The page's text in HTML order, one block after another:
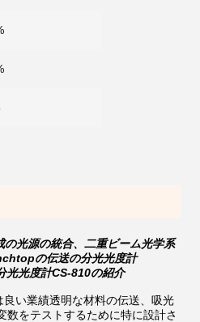
光源の統合、二重ビーム光学系
の伝送の分光光度計
光光度計CS-810の紹介
い業績透明な材料の伝送、吸光
数をテストするために特に設計さ